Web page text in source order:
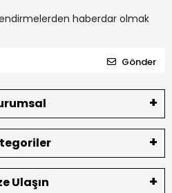
haberdar olmak
Gönder
Ulaşın